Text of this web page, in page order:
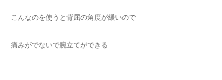
こんなのを使うと背屈の角度が緩いので
痛みがでないで腕立てができる